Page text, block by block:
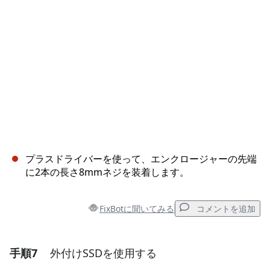
プラスドライバーを使って、エンクロージャーの先端
に2本の長さ8mmネジを装着します。
FixBotに聞いてみる コメントを追加
コメントを追加
手順7 外付けSSDを使用する